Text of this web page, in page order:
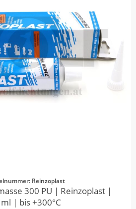
Reinzoplast
300 PU | Reinzoplast |
| bis +300°C